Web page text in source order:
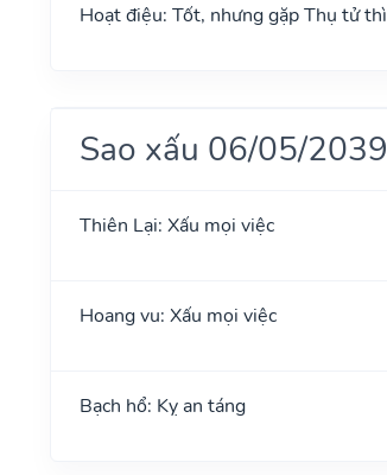
Hoạt điệu: Tốt, nhưng gặp Thụ tử
Sao xấu 06/05/2039
Thiên Lại: Xấu mọi việc
Hoang vu: Xấu mọi việc
Bạch hổ: Kỵ an táng